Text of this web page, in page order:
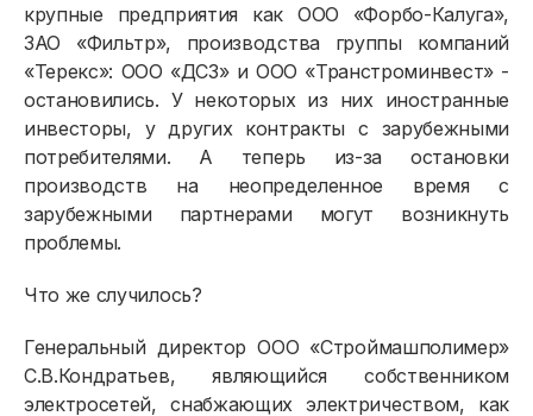
крупные предприятия как ООО «Форбо-Калуга»,
ЗАО «Фильтр», производства группы компаний
«Терекс»: ООО «ДСЗ» и ООО «Транстроминвест» -
остановились. У некоторых из них иностранные
инвесторы, у других контракты с зарубежными
потребителями. А теперь из-за остановки
производств на неопределенное время с
зарубежными партнерами могут возникнуть
проблемы.
Что же случилось?
Генеральный директор ООО «Строймашполимер»
С.В.Кондратьев, являющийся собственником
электросетей, снабжающих электричеством, как